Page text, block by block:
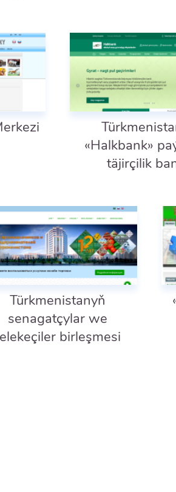
«Halkbank»
täjirçilik
Türkmenistanyň
senagatçylar we
birleşmesi